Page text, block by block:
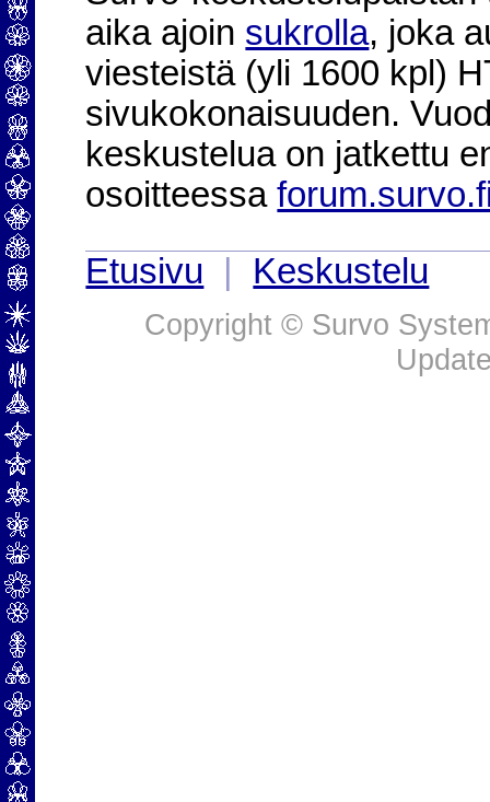
aika ajoin sukrolla, joka
viesteistä (yli 1600 kpl)
sivukokonaisuuden.
keskustelua on jatkettu
osoitteessa
Etusivu
Keskustelu
Copyright © Survo